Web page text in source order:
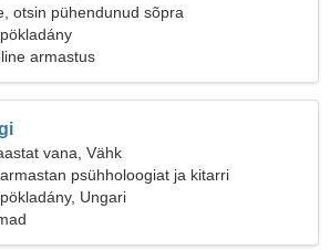
otsin pühendunud sõpra
armastus
vana, Vähk
psühholoogiat ja kitarri
Ungari